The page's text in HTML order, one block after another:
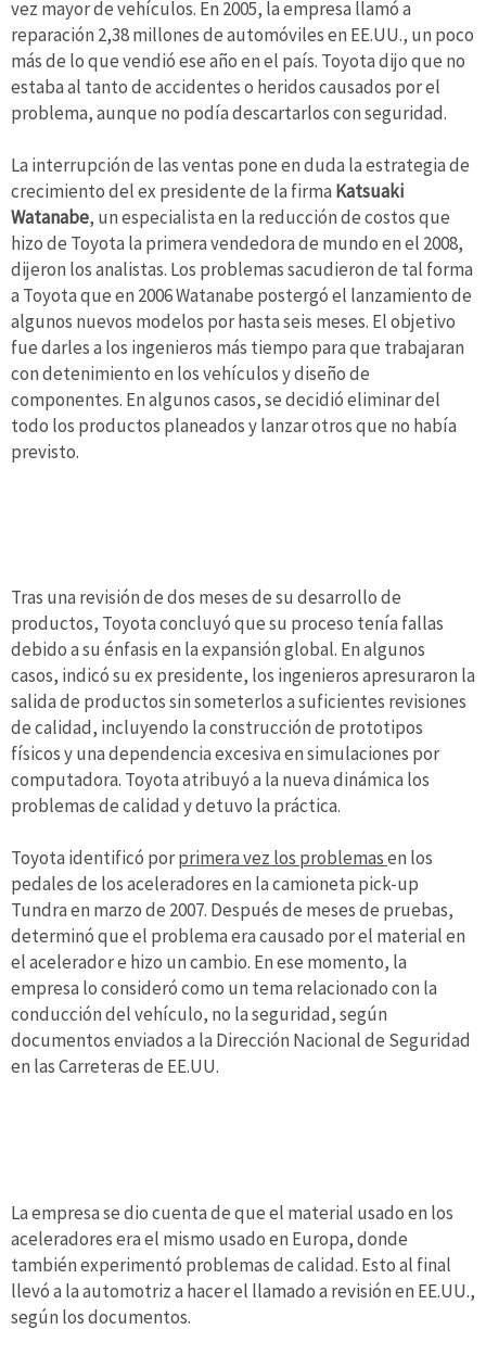
vez mayor de vehículos. En 2005, la empresa llamó a
reparación 2,38 millones de automóviles en EE.UU., un poco
más de lo que vendió ese año en el país. Toyota dijo que no
estaba al tanto de accidentes o heridos causados por el
problema, aunque no podía descartarlos con seguridad.
La interrupción de las ventas pone en duda la estrategia de
crecimiento del ex presidente de la firma Katsuaki
Watanabe, un especialista en la reducción de costos que
hizo de Toyota la primera vendedora de mundo en el 2008,
dijeron los analistas. Los problemas sacudieron de tal forma
a Toyota que en 2006 Watanabe postergó el lanzamiento de
algunos nuevos modelos por hasta seis meses. El objetivo
fue darles a los ingenieros más tiempo para que trabajaran
con detenimiento en los vehículos y diseño de
componentes. En algunos casos, se decidió eliminar del
todo los productos planeados y lanzar otros que no había
previsto.
Tras una revisión de dos meses de su desarrollo de
productos, Toyota concluyó que su proceso tenía fallas
debido a su énfasis en la expansión global. En algunos
casos, indicó su ex presidente, los ingenieros apresuraron la
salida de productos sin someterlos a suficientes revisiones
de calidad, incluyendo la construcción de prototipos
físicos y una dependencia excesiva en simulaciones por
computadora. Toyota atribuyó a la nueva dinámica los
problemas de calidad y detuvo la práctica.
Toyota identificó porprimera vez los problemasen los
pedales de los aceleradores en la camioneta pick-up
Tundra en marzo de 2007. Después de meses de pruebas,
determinó que el problema era causado por el material en
el acelerador e hizo un cambio. En ese momento, la
empresa lo consideró como un tema relacionado con la
conducción del vehículo, no la seguridad, según
documentos enviados a la Dirección Nacional de Seguridad
en las Carreteras de EE.UU.
La empresa se dio cuenta de que el material usado en los
aceleradores era el mismo usado en Europa, donde
también experimentó problemas de calidad. Esto al final
llevó a la automotriz a hacer el llamado a revisión en EE.UU.,
según los documentos.